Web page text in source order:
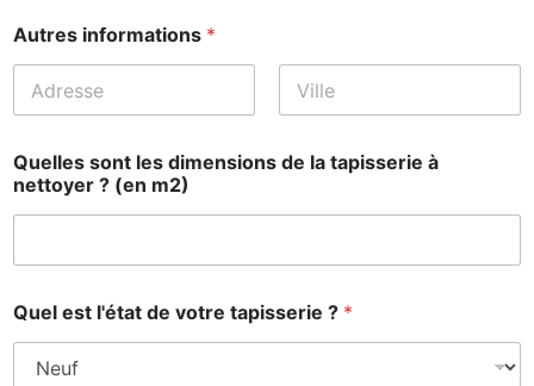
Autres informations *
Quelles sont les dimensions de la tapisserie à
nettoyer ? (en m2)
Quel est l'état de votre tapisserie ? *